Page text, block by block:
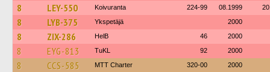
8 LEY-550 Koivuranta 224-99 08.1999
8 LYB-375 Ykspetäjä 2000
8 ZIX-286 HelB 46 2000
8 EYG-813 TuKL 92 2000
8 CCS-585 MTT Charter 320-00 2000